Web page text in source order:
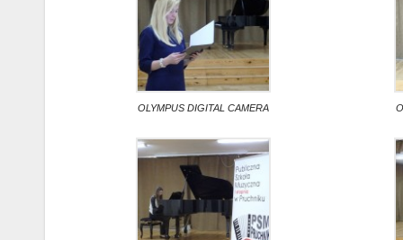
OLYMPUS DIGITAL CAMERA